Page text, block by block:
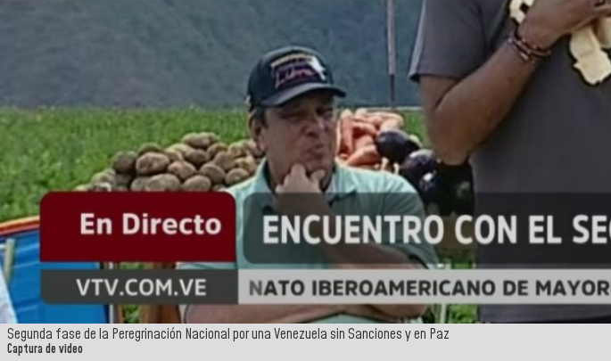
Segunda fase de la Peregrinación Nacional por una Venezuela sin Sanciones y en Paz
Captura de video